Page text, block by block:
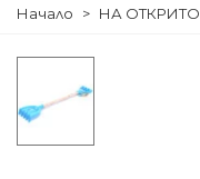
Начало > НА ОТКРИТО